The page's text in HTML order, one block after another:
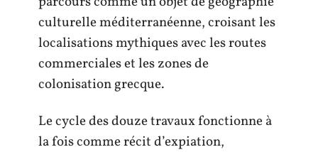
culturelle méditerranéenne, croisant les
localisations mythiques avec les routes
commerciales et les zones de
colonisation grecque.
Le cycle des douze travaux fonctionne à
la fois comme récit d’expiation,